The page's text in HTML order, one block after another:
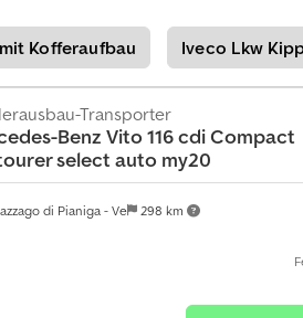
Kofferaufbau Iveco Lkw
di Pianiga - Ve 298 km
Transporter
Benz Vito 116 cdi Compact
select auto my20